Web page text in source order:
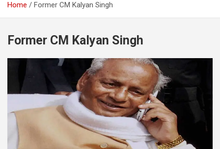
Home Former CM Kalyan Singh
Former CM Kalyan Singh